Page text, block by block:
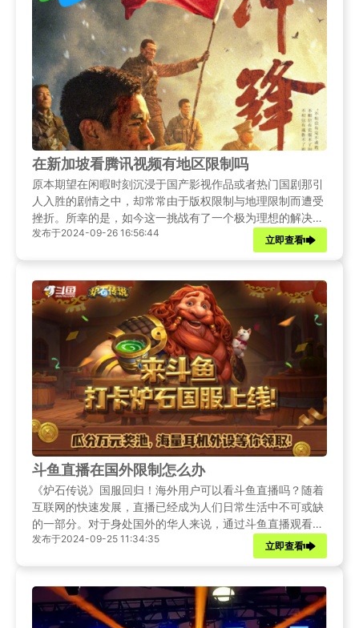
在新加坡看腾讯视频有地区限制吗
原本期望在闲暇时刻沉浸于国产影视作品或者热门国剧那引
人入胜的剧情之中，却常常由于版权限制与地理限制而遭受
挫折。所幸的是，如今这一挑战有了一个极为理想的解决方
案，那便是 Sixfast 回国加速器。借助 Sixfast 回国加速
器，用户能够轻松地绕过版权限制，尽情享受腾讯视频原生
发布于2024-09-26 16:56:44
立即查看
斗鱼直播在国外限制怎么办
《炉石传说》国服回归！海外用户可以看斗鱼直播吗？随着
互联网的快速发展，直播已经成为人们日常生活中不可或缺
的一部分。对于身处国外的华人来说，通过斗鱼直播观看国
内的游戏、娱乐等内容，不仅能够缓解思乡之情，还能保持
与祖国文化的联系。然而，由于地域限制，许多海外用户在
发布于2024-09-25 11:34:35
立即查看